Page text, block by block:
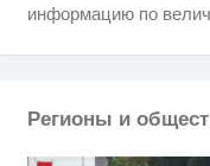
информацию по
Регионы и
Этот танец
Ржу не